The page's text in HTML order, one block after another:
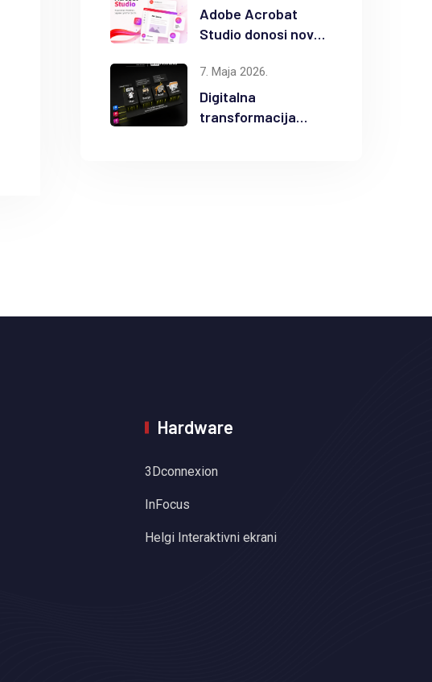
proizvode
Adobe Acrobat
Studio donosi novu
produktivnosti
7. Maja 2026.
Digitalna
transformacija
Hardware
3Dconnexion
InFocus
Helgi Interaktivni ekrani